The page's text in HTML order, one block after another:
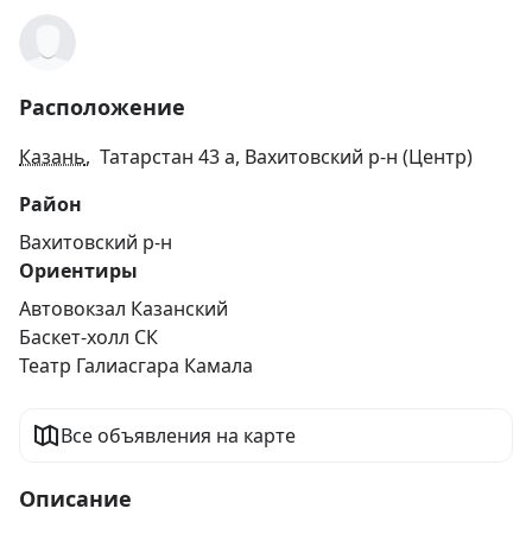
Расположение
Казань, Татарстан 43 а, Вахитовский р-н (Центр)
Район
Вахитовский р-н
Ориентиры
Автовокзал Казанский
Баскет-холл СК
Театр Галиасгара Камала
Все объявления на карте
Описание